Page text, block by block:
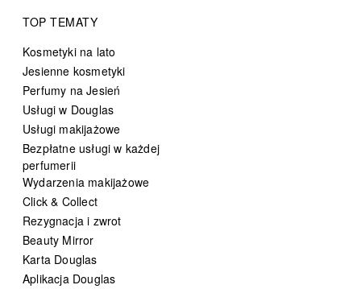
TOP TEMATY
Kosmetyki na lato
Jesienne kosmetyki
Perfumy na Jesień
Usługi w Douglas
Usługi makijażowe
Bezpłatne usługi w każdej
perfumerii
Wydarzenia makijażowe
Click & Collect
Rezygnacja i zwrot
Beauty Mirror
Karta Douglas
Aplikacja Douglas